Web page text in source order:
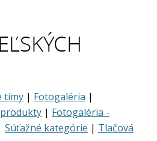
tímy | Fotogaléria |
| Fotogaléria -
Súťažné kategórie | Tlačová